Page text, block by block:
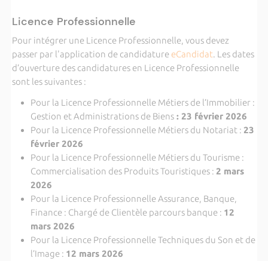
Licence Professionnelle
Pour intégrer une Licence Professionnelle, vous devez
passer par l'application de candidature eCandidat. Les dates
d’ouverture des candidatures en Licence Professionnelle
sont les suivantes :
Pour la Licence Professionnelle Métiers de l’Immobilier :
Gestion et Administrations de Biens: 23 février 2026
Pour la Licence Professionnelle Métiers du Notariat : 23
février 2026
Pour la Licence Professionnelle Métiers du Tourisme :
Commercialisation des Produits Touristiques : 2 mars
2026
Pour la Licence Professionnelle Assurance, Banque,
Finance : Chargé de Clientèle parcours banque : 12
mars 2026
Pour la Licence Professionnelle Techniques du Son et de
l’Image : 12 mars 2026